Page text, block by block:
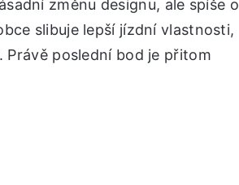
změnu designu, ale spíše o
slibuje lepší jízdní vlastnosti,
poslední bod je přitom